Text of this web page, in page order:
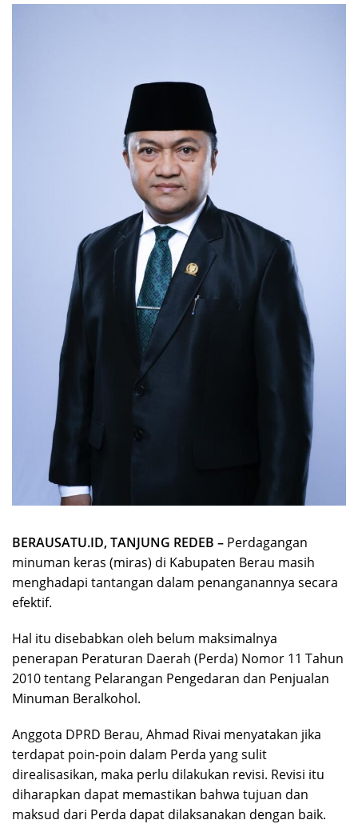
BERAUSATU.ID, TANJUNG REDEB – Perdagangan
minuman keras (miras) di Kabupaten Berau masih
menghadapi tantangan dalam penanganannya secara
efektif.
Hal itu disebabkan oleh belum maksimalnya
penerapan Peraturan Daerah (Perda) Nomor 11 Tahun
2010 tentang Pelarangan Pengedaran dan Penjualan
Minuman Beralkohol.
Anggota DPRD Berau, Ahmad Rivai menyatakan jika
terdapat poin-poin dalam Perda yang sulit
direalisasikan, maka perlu dilakukan revisi. Revisi itu
diharapkan dapat memastikan bahwa tujuan dan
maksud dari Perda dapat dilaksanakan dengan baik.